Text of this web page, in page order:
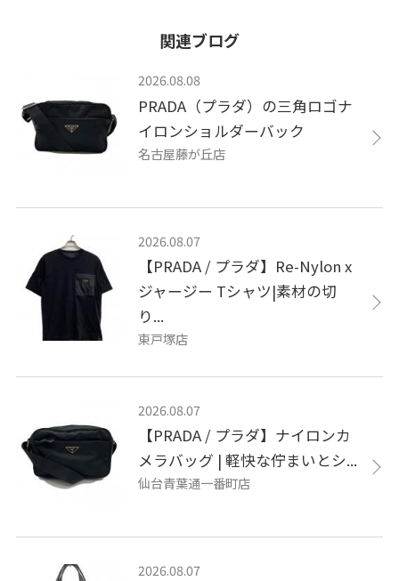
関連ブログ
2026.08.08
PRADA（プラダ）の三角ロゴナ
イロンショルダーバック
名古屋藤が丘店
2026.08.07
【PRADA / プラダ】Re-Nylon x
ジャージー Tシャツ|素材の切
り...
東戸塚店
2026.08.07
【PRADA / プラダ】ナイロンカ
メラバッグ | 軽快な佇まいとシ...
仙台青葉通一番町店
2026.08.07